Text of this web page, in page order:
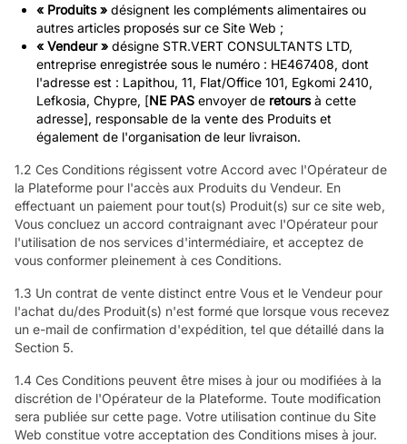
« Produits » désignent les compléments alimentaires ou
autres articles proposés sur ce Site Web ;
« Vendeur » désigne STR.VERT CONSULTANTS LTD,
entreprise enregistrée sous le numéro : HE467408, dont
l'adresse est : Lapithou, 11, Flat/Office 101, Egkomi 2410,
Lefkosia, Chypre, [NE PAS envoyer de retoursà cette
adresse], responsable de la vente des Produits et
également de l'organisation de leur livraison.
1.2 Ces Conditions régissent votre Accord avec l'Opérateur de
la Plateforme pour l'accès aux Produits du Vendeur. En
effectuant un paiement pour tout(s) Produit(s) sur ce site web,
Vous concluez un accord contraignant avec l'Opérateur pour
l'utilisation de nos services d'intermédiaire, et acceptez de
vous conformer pleinement à ces Conditions.
1.3 Un contrat de vente distinct entre Vous et le Vendeur pour
l'achat du/des Produit(s) n'est formé que lorsque vous recevez
un e-mail de confirmation d'expédition, tel que détaillé dans la
Section 5.
1.4 Ces Conditions peuvent être mises à jour ou modifiées à la
discrétion de l'Opérateur de la Plateforme. Toute modification
sera publiée sur cette page. Votre utilisation continue du Site
Web constitue votre acceptation des Conditions mises à jour.